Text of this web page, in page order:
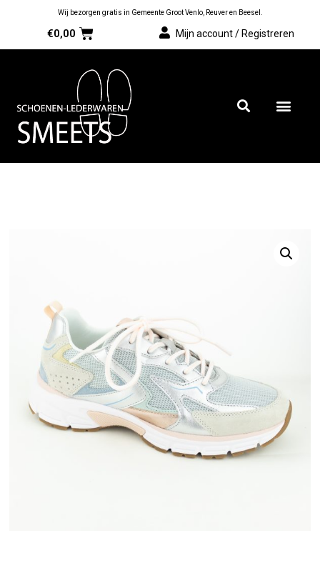
Wij bezorgen gratis in Gemeente Groot Venlo, Reuver en Beesel.
€0,00 Mijn account / Registreren